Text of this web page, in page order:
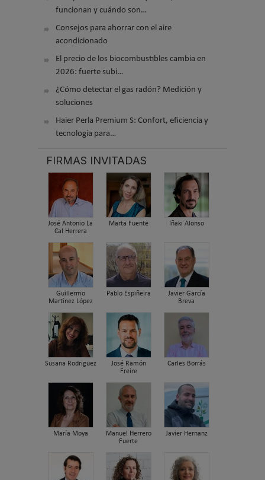
funcionan y cuándo son…
Consejos para ahorrar con el aire
acondicionado
El precio de los biocombustibles cambia en
2026: fuerte subi…
¿Cómo detectar el gas radón? Medición y
soluciones
Haier Perla Premium S: Confort, eficiencia y
tecnología para…
FIRMAS INVITADAS
José Antonio La
Cal Herrera
Marta Fuente Iñaki Alonso
Guillermo
Martínez López
Pablo Espiñeira
Javier García
Breva
Susana Rodriguez
José Ramón
Freire
Carles Borrás
María Moya
Manuel Herrero
Fuerte
Javier Hernanz